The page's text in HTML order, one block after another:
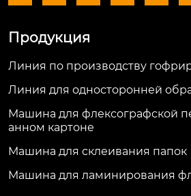
Продукция
Линия по производству
Линия для односторонней
Машина для флексографской
анном картоне
Машина для склеивания папок
Машина для ламинирования